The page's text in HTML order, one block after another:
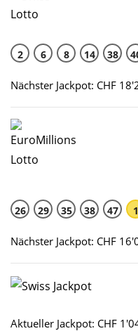
2 6 8 14 38
Nächster Jackpot: CHF
26 29 35 38 47 1
Nächster Jackpot: CHF
Aktueller Jackpot: CHF